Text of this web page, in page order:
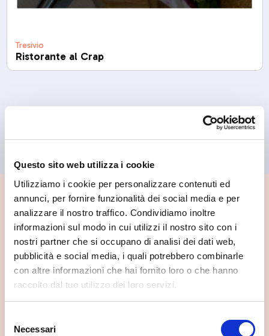
Questo sito web utilizza i cookie
Utilizziamo i cookie per personalizzare contenuti ed
annunci, per fornire funzionalità dei social media e per
analizzare il nostro traffico. Condividiamo inoltre
informazioni sul modo in cui utilizzi il nostro sito con i
nostri partner che si occupano di analisi dei dati web,
pubblicità e social media, i quali potrebbero combinarle
con altre informazioni che hai fornito loro o che hanno
raccolto dal tuo utilizzo dei loro servizi.
delNecessari
Tresivio
Ristorante al Crap
📍 Cosa vedere nei dintorni
Se vuoi scoprire di più su questa zona, qui trovi altri
spunti utili.